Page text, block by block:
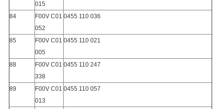
015
84
F00V C01
052
0455 110 036
85
F00V C01
005
0455 110 021
88
F00V C01
338
0455 110 247
89
F00V C01
013
0455 110 057